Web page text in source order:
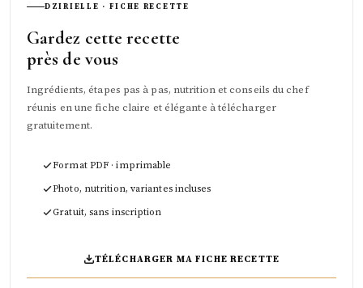
DZIRIELLE · FICHE RECETTE
Gardez cette recette
près de vous
Ingrédients, étapes pas à pas, nutrition et conseils du chef
réunis en une fiche claire et élégante à télécharger
gratuitement.
Format PDF · imprimable
Photo, nutrition, variantes incluses
Gratuit, sans inscription
TÉLÉCHARGER MA FICHE RECETTE